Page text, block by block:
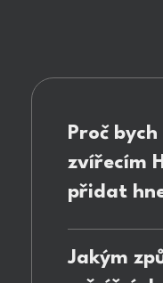
Proč bych
zvířecím
přidat
lišek před
Jakým